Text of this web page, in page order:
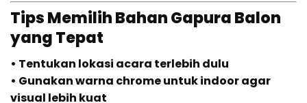
Tips Memilih Bahan Gapura Balon
yang Tepat
• Tentukan lokasi acara terlebih dulu
• Gunakan warna chrome untuk indoor agar
visual lebih kuat